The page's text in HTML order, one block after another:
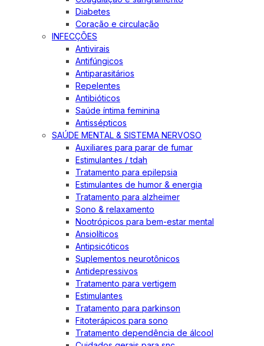
Diabetes
Coração e circulação
INFECÇÕES
Antivirais
Antifúngicos
Antiparasitários
Repelentes
Antibióticos
Saúde íntima feminina
Antissépticos
SAÚDE MENTAL & SISTEMA NERVOSO
Auxiliares para parar de fumar
Estimulantes / tdah
Tratamento para epilepsia
Estimulantes de humor & energia
Tratamento para alzheimer
Sono & relaxamento
Nootrópicos para bem-estar mental
Ansiolíticos
Antipsicóticos
Suplementos neurotônicos
Antidepressivos
Tratamento para vertigem
Estimulantes
Tratamento para parkinson
Fitoterápicos para sono
Tratamento dependência de álcool